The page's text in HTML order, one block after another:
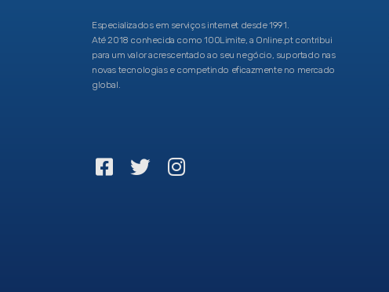
Especializados em serviços internet desde 1991.
Até 2018 conhecida como 100Limite, a Online.pt contribui
para um valor acrescentado ao seu negócio, suportado nas
novas tecnologias e competindo eficazmente no mercado
global.